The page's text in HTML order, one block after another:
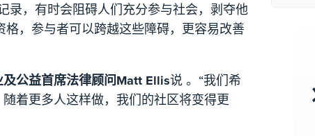
录，有时会阻碍人们充分参与社会，剥夺他
，参与者可以跨越这些障碍，更容易改善
及公益首席法律顾问Matt Ellis说 。“我们希
着更多人这样做，我们的社区将变得更